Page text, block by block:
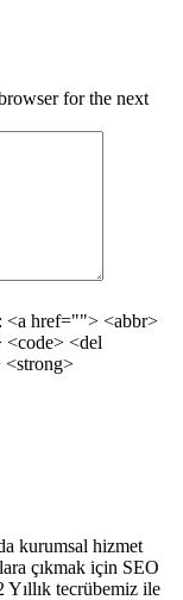
for the next
<a href=""> <abbr>
<del
kurumsal hizmet
çıkmak için SEO
tecrübemiz ile